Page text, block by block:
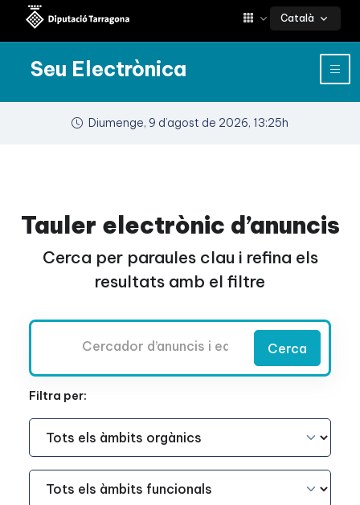
Català
Seu Electrònica
Diumenge, 9 d’agost de 2026, 13:25h
Tauler electrònic d’anuncis
Cerca per paraules clau i refina els
resultats amb el filtre
Cerca
Filtra per:
Àmbit Funcional
Àmbit Funcional